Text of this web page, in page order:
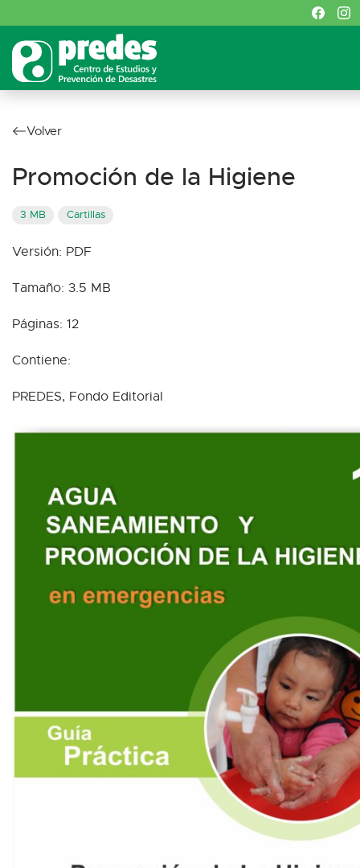
Volver
Promoción de la Higiene
3 MB Cartillas
Versión: PDF
Tamaño: 3.5 MB
Páginas: 12
Contiene:
PREDES, Fondo Editorial